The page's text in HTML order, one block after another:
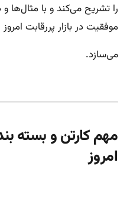
را تشریح می‌کند و با مثال‌ها
موفقیت در بازار پررقابت امروز
می‌سازد.
مهم کارتن و بسته
امروز